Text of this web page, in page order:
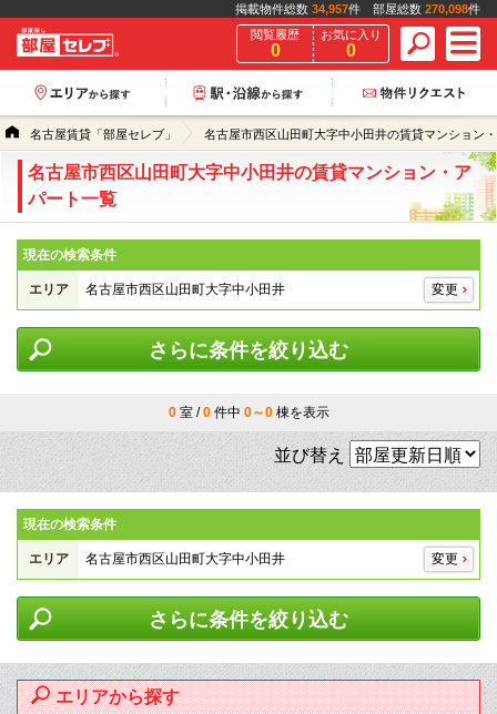
掲載物件総数 34,957件 部屋総数 270,098件
閲覧履歴
0
お気に入り
0
名古屋賃貸「部屋セレブ」 名古屋市西区山田町大字中小田井の賃貸マンション
名古屋市西区山田町大字中小田井の賃貸マンション・ア
パート一覧
現在の検索条件
エリア 名古屋市西区山田町大字中小田井 変更
さらに条件を絞り込む
0室 /0件中 0～0棟を表示
並び替え
現在の検索条件
エリア 名古屋市西区山田町大字中小田井 変更
さらに条件を絞り込む
エリアから探す